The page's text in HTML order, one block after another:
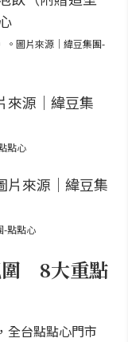
。圖片來源｜緯豆集團-
點心
-點點心
圍 8大重點
全台點點心門市